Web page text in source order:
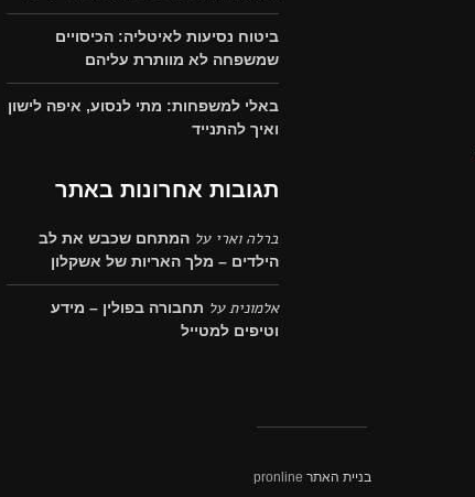
ביטוח נסיעות לאיטליה: הכיסויים
שמשפחה לא מוותרת עליהם
באלי למשפחות: מתי לנסוע, איפה לישון
ואיך להתנייד
תגובות אחרונות באתר
ברלה וארי על המתחם שכבש את לב
הילדים – מלך האריות של אשקלון
אלמוניתעל תחבורה בפולין – מידע
וטיפים למטייל
בניית האתר pronline